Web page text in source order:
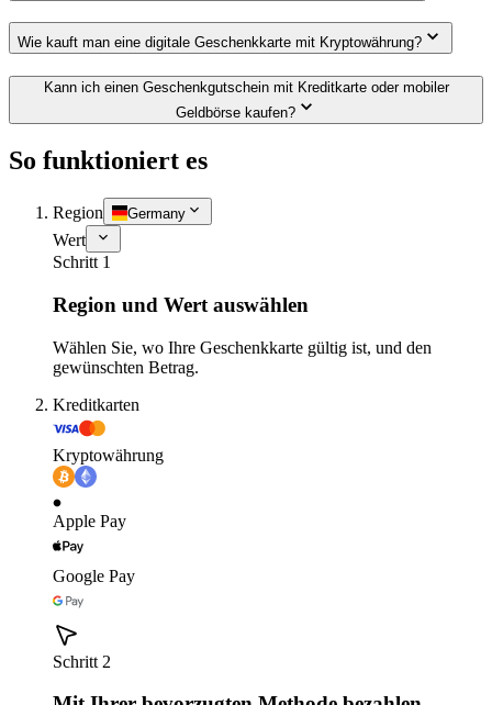
Wie kauft man eine digitale Geschenkkarte mit Kryptowährung?
Kann ich einen Geschenkgutschein mit Kreditkarte oder mobiler
Geldbörse kaufen?
So funktioniert es
Region Germany
Wert
Schritt 1
Region und Wert auswählen
Wählen Sie, wo Ihre Geschenkkarte gültig ist, und den
gewünschten Betrag.
Kreditkarten
Kryptowährung
Apple Pay
Google Pay
Schritt 2